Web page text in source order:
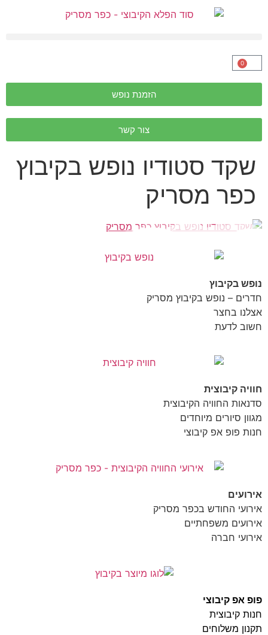
0
הזמנת נופש
צור קשר
שקד סטודיו נופש בקיבוץ
כפר מסריק
נופש בקיבוץ
חדרים – נופש בקיבוץ מסריק
אצלנו בחצר
חשוב לדעת
חוויה קיבוצית
סדנאות החוויה הקיבוצית
מגוון סיורים מיוחדים
חנות פופ אפ קיבוצי
אירועים
אירועי החודש בכפר מסריק
אירועים משפחתיים
אירועי חברה
פופ אפ קיבוצי
חנות קיבוצית
תקנון משלוחים